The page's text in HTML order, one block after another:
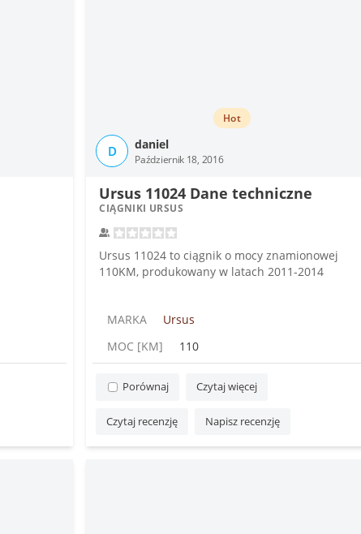
D daniel
Październik 18, 2016
Hot
Ursus 11024 Dane techniczne
CIĄGNIKI URSUS
Ursus 11024 to ciągnik o mocy znamionowej
110KM, produkowany w latach 2011-2014
MARKA
Ursus
MOC [KM]
110
Porównaj Czytaj więcej
Czytaj recenzję Napisz recenzję